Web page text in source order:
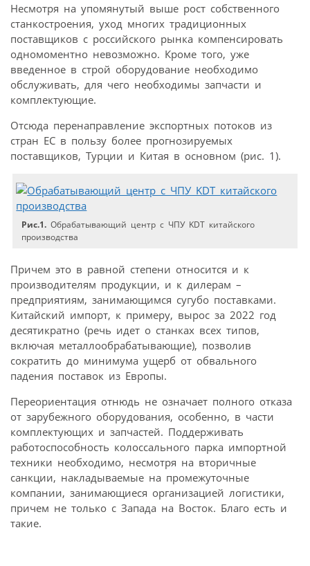
Несмотря на упомянутый выше рост собственного
станкостроения, уход многих традиционных
поставщиков с российского рынка компенсировать
одномоментно невозможно. Кроме того, уже
введенное в строй оборудование необходимо
обслуживать, для чего необходимы запчасти и
комплектующие.
Отсюда перенаправление экспортных потоков из
стран ЕС в пользу более прогнозируемых
поставщиков, Турции и Китая в основном (рис. 1).
Рис.1. Обрабатывающий центр с ЧПУ KDT китайского
производства
Причем это в равной степени относится и к
производителям продукции, и к дилерам –
предприятиям, занимающимся сугубо поставками.
Китайский импорт, к примеру, вырос за 2022 год
десятикратно (речь идет о станках всех типов,
включая металлообрабатывающие), позволив
сократить до минимума ущерб от обвального
падения поставок из Европы.
Переориентация отнюдь не означает полного отказа
от зарубежного оборудования, особенно, в части
комплектующих и запчастей. Поддерживать
работоспособность колоссального парка импортной
техники необходимо, несмотря на вторичные
санкции, накладываемые на промежуточные
компании, занимающиеся организацией логистики,
причем не только с Запада на Восток. Благо есть и
такие.